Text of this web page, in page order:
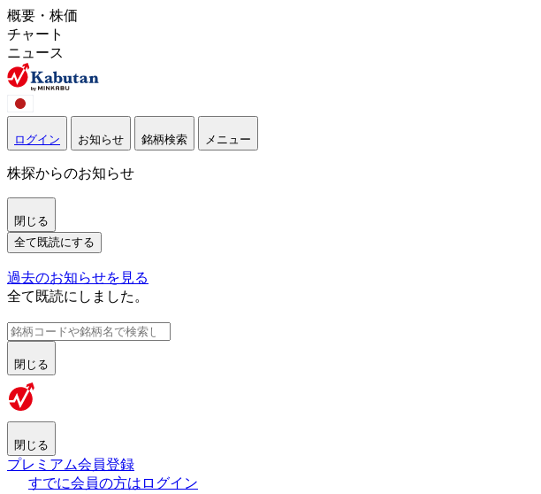
概要・株価
チャート
ニュース
ログイン お知らせ 銘柄検索 メニュー
株探からのお知らせ
閉じる
全て既読にする
過去のお知らせを見る
全て既読にしました。
閉じる
閉じる
プレミアム会員登録
すでに会員の方はログイン